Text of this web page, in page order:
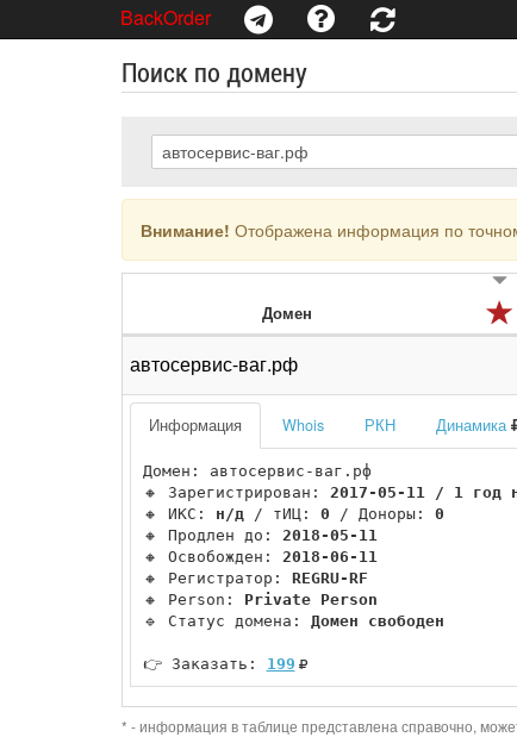
BackOrder
Поиск по домену
Внимание! Отображена информация по
Домен
автосервис-ваг.рф
Информация Whois РКН Динамика
Домен: автосервис-ваг.рф
🔸 Зарегистрирован: 2017-05-11 / 1 год
🔸 ИКС: н/д / тИЦ: 0 / Доноры: 0
🔸 Продлен до: 2018-05-11
🔸 Освобожден: 2018-06-11
🔸 Регистратор: REGRU-RF
🔸 Person: Private Person
🔹 Статус домена: Домен свободен
👉 Заказать: 199
* - информация в таблице представлена справочно,